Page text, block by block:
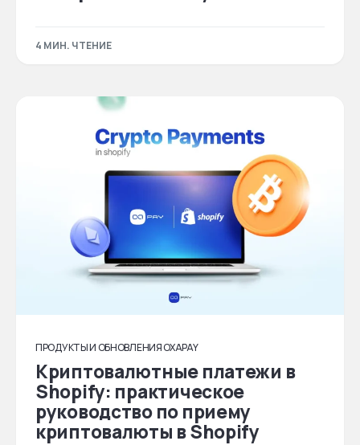
4 МИН. ЧТЕНИЕ
ПРОДУКТЫ И ОБНОВЛЕНИЯ OXAPAY
Криптовалютные платежи в
Shopify: практическое
руководство по приему
криптовалюты в Shopify